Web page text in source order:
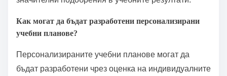
като ангажират учащите по уникални начини.
опит, позволявайки на учащите да прилагат
концепции практически. Разпределеното